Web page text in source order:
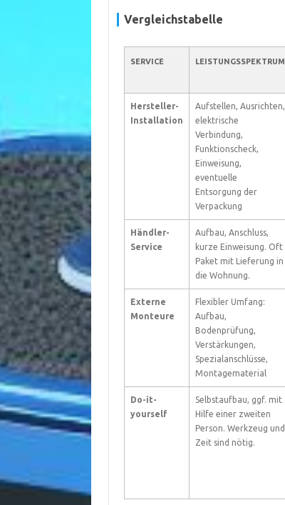
Vergleichstabelle
SERVICE LEISTUNGSSPEKTRUM
Hersteller-
Installation
Aufstellen, Ausrichten,
elektrische
Verbindung,
Funktionscheck,
Einweisung,
eventuelle
Entsorgung der
Verpackung
Händler-
Service
Aufbau, Anschluss,
kurze Einweisung. Oft
Paket mit Lieferung in
die Wohnung.
Externe
Monteure
Flexibler Umfang:
Aufbau,
Bodenprüfung,
Verstärkungen,
Spezialanschlüsse,
Montagematerial
Do-it-
yourself
Selbstaufbau, ggf. mit
Hilfe einer zweiten
Person. Werkzeug und
Zeit sind nötig.